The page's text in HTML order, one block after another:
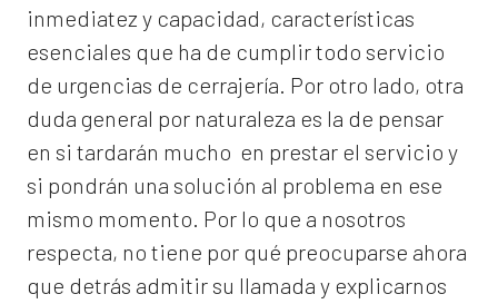
inmediatez y capacidad, características
esenciales que ha de cumplir todo servicio
de urgencias de cerrajería. Por otro lado, otra
duda general por naturaleza es la de pensar
en si tardarán mucho en prestar el servicio y
si pondrán una solución al problema en ese
mismo momento. Por lo que a nosotros
respecta, no tiene por qué preocuparse ahora
que detrás admitir su llamada y explicarnos